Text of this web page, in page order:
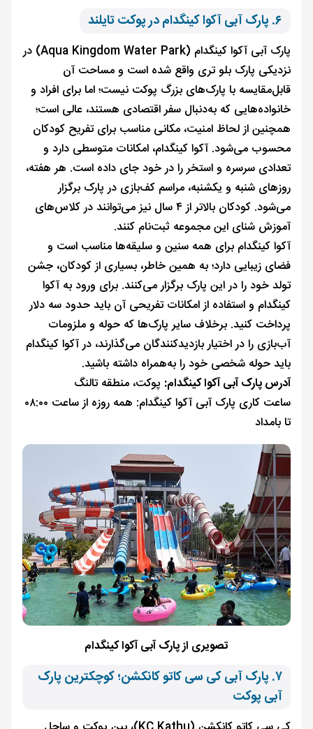
۶. پارک آبی آکوا کینگدام در پوکت تایلند
پارک آبی آکوا کینگدام (Aqua Kingdom Water Park) در
نزدیکی پارک بلو تری واقع شده است و مساحت آن
قابل‌مقایسه با پارک‌های بزرگ پوکت نیست؛ اما برای افراد و
خانواده‌هایی که به‌دنبال سفر اقتصادی هستند، عالی است؛
همچنین از لحاظ امنیت، مکانی مناسب برای تفریح کودکان
محسوب می‌شود. آکوا کینگدام، امکانات متوسطی دارد و
تعدادی سرسره و استخر را در خود جای داده است. هر هفته،
روزهای شنبه و یکشنبه، مراسم کف‌بازی در پارک برگزار
می‌شود. کودکان بالاتر از ۴ سال نیز می‌توانند در کلاس‌های
آموزش شنای این مجموعه ثبت‌نام کنند.
آکوا کینگدام برای همه سنین و سلیقه‌ها مناسب است و
فضای زیبایی دارد؛ به همین خاطر، بسیاری از کودکان، جشن
تولد خود را در این پارک برگزار می‌کنند. برای ورود به آکوا
کینگدام و استفاده از امکانات تفریحی آن باید حدود سه دلار
پرداخت کنید. برخلاف سایر پارک‌ها که حوله و ملزومات
آب‌بازی را در اختیار بازدیدکنندگان می‌گذارند، در آکوا کینگدام
باید حوله شخصی خود را به‌همراه داشته باشید.
آدرس پارک آبی آکوا کینگدام: پوکت، منطقه تالنگ
ساعت کاری پارک آبی آکوا کینگدام: همه روزه از ساعت ۰۸:۰۰
تا بامداد
تصویری از پارک آبی آکوا کینگدام
۷. پارک آبی کی سی کاتو کانکشن؛ کوچکترین پارک
آبی پوکت